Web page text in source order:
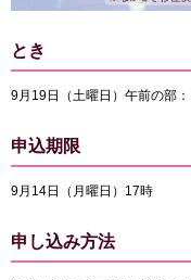
とき
9月19日（土曜日）午前の部
申込期限
9月14日（月曜日）17時
申し込み方法